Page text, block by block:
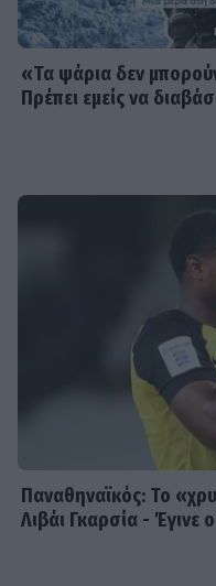
«Τα ψάρια δεν
Πρέπει εμείς να
Παναθηναϊκός: Το
Λιβάι Γκαρσία - Έγινε